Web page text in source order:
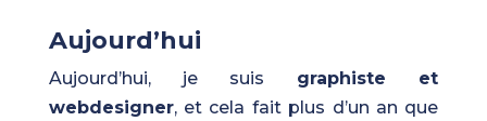
Aujourd’hui
Aujourd’hui, je suis graphiste et
webdesigner, et cela fait plus d’un an que